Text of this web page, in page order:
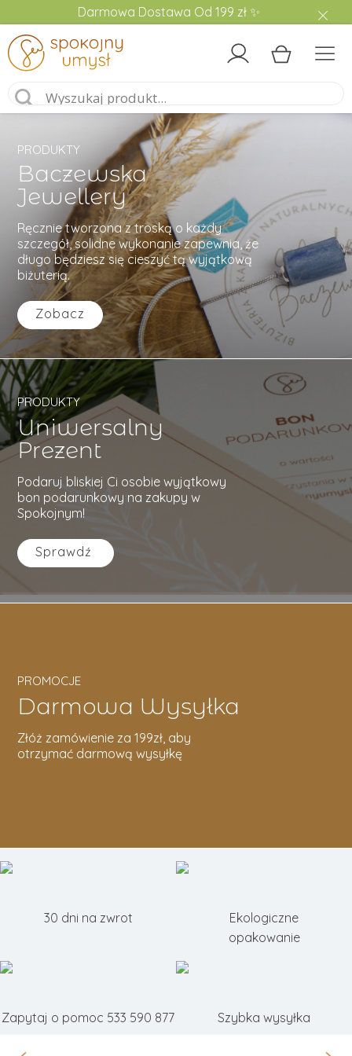
Darmowa Dostawa Od 199 zł ✨
PRODUKTY
Baczewska
Jewellery
Ręcznie tworzona z troską o każdy
szczegół, solidne wykonanie zapewnia, że
długo będziesz się cieszyć tą wyjątkową
biżuterią.
Zobacz
PRODUKTY
Uniwersalny
Prezent
Podaruj bliskiej Ci osobie wyjątkowy
bon podarunkowy na zakupy w
Spokojnym!
Sprawdź
PROMOCJE
Darmowa Wysyłka
Złóż zamówienie za 199zł, aby
otrzymać darmową wysyłkę
30 dni na zwrot
Ekologiczne
opakowanie
Zapytaj o pomoc 533 590 877 Szybka wysyłka